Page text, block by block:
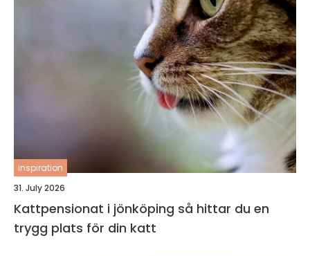
inspiration
31. July 2026
Kattpensionat i jönköping så hittar du en
trygg plats för din katt